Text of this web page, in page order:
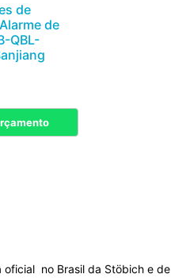
de
de
QBL-
oficial no Brasil da Stöbich e de